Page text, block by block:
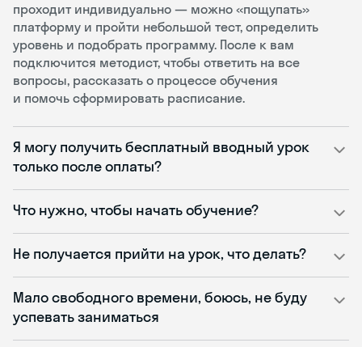
проходит индивидуально — можно «пощупать»
платформу и пройти небольшой тест, определить
уровень и подобрать программу. После к вам
подключится методист, чтобы ответить на все
вопросы, рассказать о процессе обучения
и помочь сформировать расписание.
Я могу получить бесплатный вводный урок
только после оплаты?
Что нужно, чтобы начать обучение?
Не получается прийти на урок, что делать?
Мало свободного времени, боюсь, не буду
успевать заниматься